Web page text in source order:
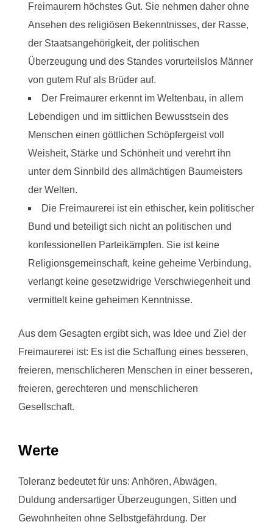
Freimaurern höchstes Gut. Sie nehmen daher ohne
Ansehen des religiösen Bekenntnisses, der Rasse,
der Staatsangehörigkeit, der politischen
Überzeugung und des Standes vorurteilslos Männer
von gutem Ruf als Brüder auf.
Der Freimaurer erkennt im Weltenbau, in allem
Lebendigen und im sittlichen Bewusstsein des
Menschen einen göttlichen Schöpfergeist voll
Weisheit, Stärke und Schönheit und verehrt ihn
unter dem Sinnbild des allmächtigen Baumeisters
der Welten.
Die Freimaurerei ist ein ethischer, kein politischer
Bund und beteiligt sich nicht an politischen und
konfessionellen Parteikämpfen. Sie ist keine
Religionsgemeinschaft, keine geheime Verbindung,
verlangt keine gesetzwidrige Verschwiegenheit und
vermittelt keine geheimen Kenntnisse.
Aus dem Gesagten ergibt sich, was Idee und Ziel der
Freimaurerei ist: Es ist die Schaffung eines besseren,
freieren, menschlicheren Menschen in einer besseren,
freieren, gerechteren und menschlicheren
Gesellschaft.
Werte
Toleranz bedeutet für uns: Anhören, Abwägen,
Duldung andersartiger Überzeugungen, Sitten und
Gewohnheiten ohne Selbstgefährdung. Der